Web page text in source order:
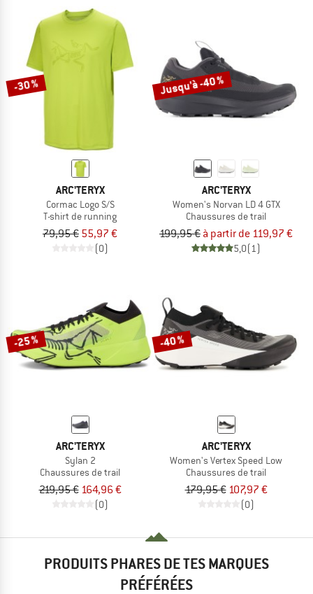
-30 %
ARC'TERYX
Cormac Logo S/S
T-shirt de running
79,95 € 55,97 €
(0)
Jusqu'à -40 %
ARC'TERYX
Women's Norvan LD 4 GTX
Chaussures de trail
199,95 € à partir de 119,97 €
5,0(1)
-25 %
ARC'TERYX
Sylan 2
Chaussures de trail
219,95 € 164,96 €
(0)
-40 %
ARC'TERYX
Women's Vertex Speed Low
Chaussures de trail
179,95 € 107,97 €
(0)
PRODUITS PHARES DE TES MARQUES
PRÉFÉRÉES